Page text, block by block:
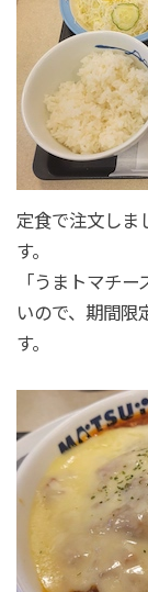
定食で注文しま
す。
「うまトマチ
いので、期間限
す。